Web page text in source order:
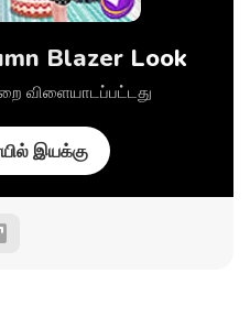
Blazer Look
விளையாடப்பட்டது
இயக்கு